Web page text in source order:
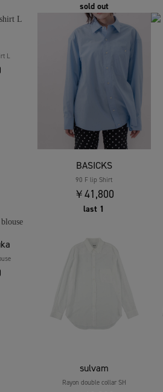
sold out
L
BASICKS
90 F lip Shirt
￥41,800
last 1
sulvam
Rayon double collar SH